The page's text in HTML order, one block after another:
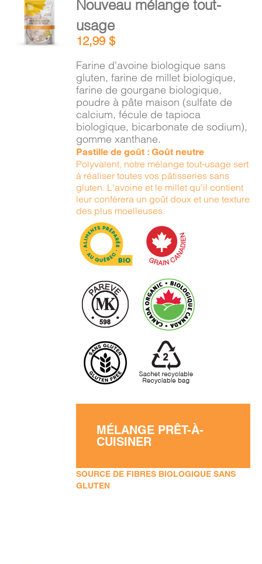
PANIER
AU
PANIER
/
DÉTAILS
Nouveau mélange tout-
usage
12,99$
Farine d'avoine biologique sans
gluten, farine de millet biologique,
farine de gourgane biologique,
poudre à pâte maison (sulfate de
calcium, fécule de tapioca
biologique, bicarbonate de sodium),
gomme xanthane.
Pastille de goût : Goût neutre
Polyvalent, notre mélange tout-usage sert
à réaliser toutes vos pâtisseries sans
gluten. L'avoine et le millet qu'il contient
leur confèrera un goût doux et une texture
des plus moelleuses.
MÉLANGE PRÊT-À-
CUISINER
SOURCE DE FIBRES BIOLOGIQUE SANS
GLUTEN